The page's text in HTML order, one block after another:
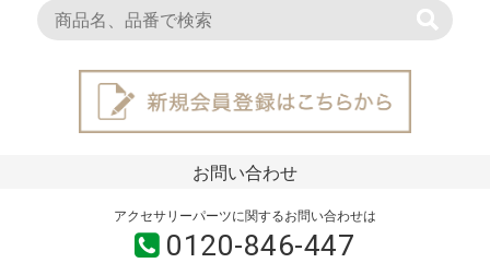
お問い合わせ
アクセサリーパーツに関するお問い合わせは
0120-846-447